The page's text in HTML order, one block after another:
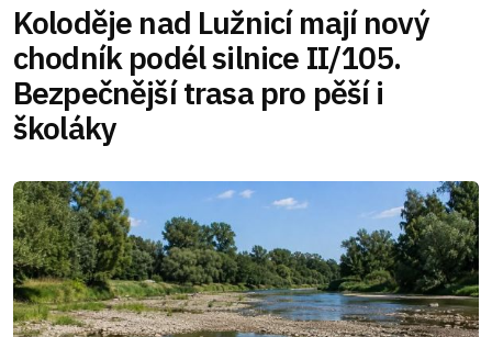
Koloděje nad Lužnicí mají nový
chodník podél silnice II/105.
Bezpečnější trasa pro pěší i
školáky